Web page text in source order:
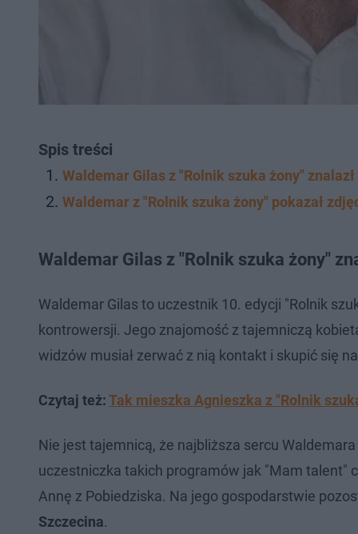
Spis treści
Waldemar Gilas z "Rolnik szuka żony" znalazł
Waldemar z "Rolnik szuka żony" pokazał
Waldemar Gilas z "Rolnik szuka żony"
Waldemar Gilas to uczestnik 10. edycji "Rolnik
kontrowersji. Jego znajomość z tajemniczą
widzów musiał zerwać z nią kontakt i skupić się
Czytaj też:Tak mieszka Agnieszka z "Rolnik
Nie jest tajemnicą, że najbliższa sercu
uczestniczka takich programów jak "Mam talent"
Annę z Pobiedziska. Na jego gospodarstwie
Szczecina.